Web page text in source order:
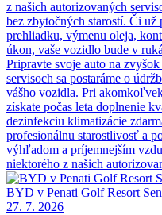
z našich autorizovaných
bez zbytočných starostí. Či už
prehliadku, výmenu oleja,
úkon, vaše vozidlo bude v
Pripravte svoje auto na
servisoch sa postaráme o
vášho vozidla. Pri
získate počas leta doplnenie
dezinfekciu klimatizácie
profesionálnu starostlivosť a
výhľadom a príjemnejším
niektorého z našich
BYD v Penati Golf Resort
27. 7. 2026